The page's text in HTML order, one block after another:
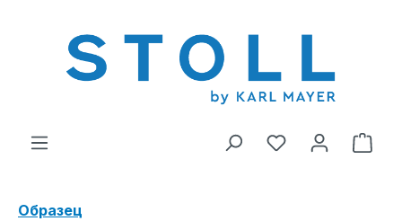
У вас есть В
Образец